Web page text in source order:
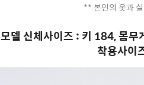
** 본인의 옷과
모델 신체사이즈 : 키 184, 몸
착용사이